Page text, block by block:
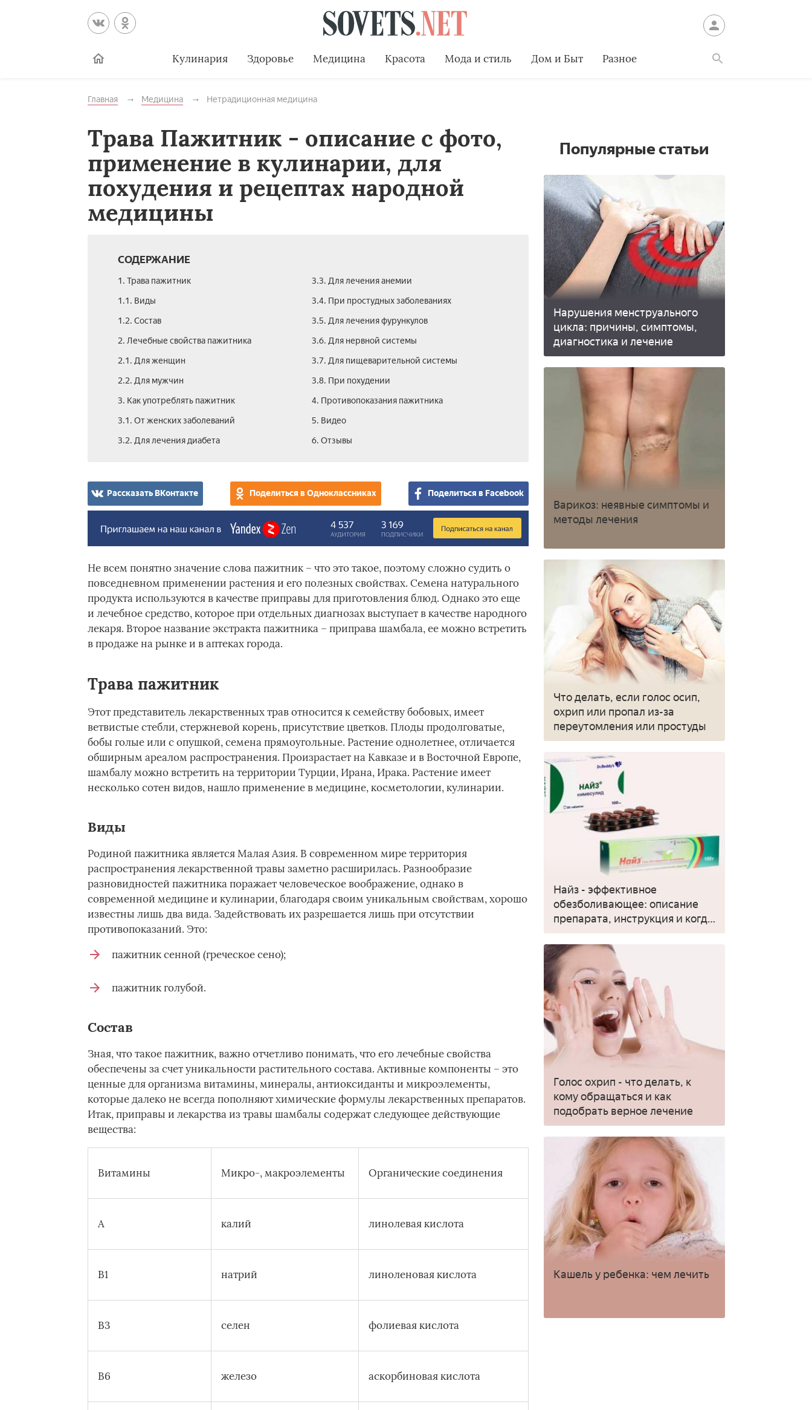
Кулинария Здоровье Медицина Красота Мода и стиль Дом и Быт Разное
Главная Медицина Нетрадиционная медицина
Трава Пажитник - описание с фото,
применение в кулинарии, для
похудения и рецептах народной
медицины
СОДЕРЖАНИЕ
1. Трава пажитник
1.1. Виды
1.2. Состав
2. Лечебные свойства пажитника
2.1. Для женщин
2.2. Для мужчин
3. Как употреблять пажитник
3.1. От женских заболеваний
3.2. Для лечения диабета
3.3. Для лечения анемии
3.4. При простудных заболеваниях
3.5. Для лечения фурункулов
3.6. Для нервной системы
3.7. Для пищеварительной системы
3.8. При похудении
4. Противопоказания пажитника
5. Видео
6. Отзывы
Рассказать ВКонтакте Поделиться в Одноклассниках Поделиться в Facebook
Не всем понятно значение слова пажитник – что это такое, поэтому сложно судить о
повседневном применении растения и его полезных свойствах. Семена натурального
продукта используются в качестве приправы для приготовления блюд. Однако это еще
и лечебное средство, которое при отдельных диагнозах выступает в качестве народного
лекаря. Второе название экстракта пажитника – приправа шамбала, ее можно встретить
в продаже на рынке и в аптеках города.
Трава пажитник
Этот представитель лекарственных трав относится к семейству бобовых, имеет
ветвистые стебли, стержневой корень, присутствие цветков. Плоды продолговатые,
бобы голые или с опушкой, семена прямоугольные. Растение однолетнее, отличается
обширным ареалом распространения. Произрастает на Кавказе и в Восточной Европе,
шамбалу можно встретить на территории Турции, Ирана, Ирака. Растение имеет
несколько сотен видов, нашло применение в медицине, косметологии, кулинарии.
Виды
Родиной пажитника является Малая Азия. В современном мире территория
распространения лекарственной травы заметно расширилась. Разнообразие
разновидностей пажитника поражает человеческое воображение, однако в
современной медицине и кулинарии, благодаря своим уникальным свойствам, хорошо
известны лишь два вида. Задействовать их разрешается лишь при отсутствии
противопоказаний. Это:
пажитник сенной (греческое сено);
пажитник голубой.
Состав
Зная, что такое пажитник, важно отчетливо понимать, что его лечебные свойства
обеспечены за счет уникальности растительного состава. Активные компоненты – это
ценные для организма витамины, минералы, антиоксиданты и микроэлементы,
которые далеко не всегда пополняют химические формулы лекарственных препаратов.
Итак, приправы и лекарства из травы шамбалы содержат следующее действующие
вещества:
Витамины Микро-, макроэлементы Органические соединения
А калий линолевая кислота
В1 натрий линоленовая кислота
В3 селен фолиевая кислота
В6 железо аскорбиновая кислота
Популярные статьи
Нарушения менструального
цикла: причины, симптомы,
диагностика и лечение
Варикоз: неявные симптомы и
методы лечения
Что делать, если голос осип,
охрип или пропал из-за
переутомления или простуды
Найз - эффективное
обезболивающее: описание
препарата, инструкция и когда
применять
Голос охрип - что делать, к
кому обращаться и как
подобрать верное лечение
Кашель у ребенка: чем лечить